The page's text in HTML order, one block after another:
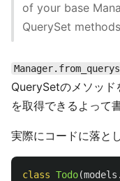
of your base
QuerySet
QuerySetのメソッ
を取得できるよって
実際にコードに落と
class Todo(models .